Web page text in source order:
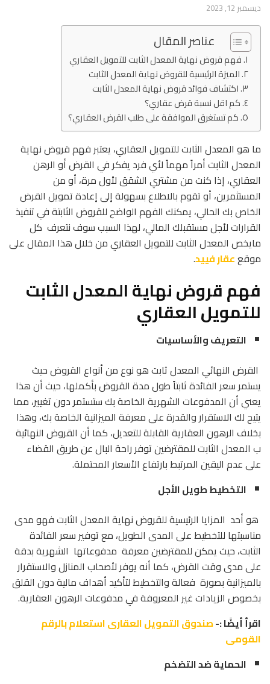
ديسمبر 12, 2023
عناصر المقال
فهم قروض نهاية المعدل الثابت للتمويل العقاري
الميزة الرئيسية للقروض نهاية المعدل الثابت
اكتشاف فوائد قروض نهاية المعدل الثابت
كم اقل نسبة قرض عقاري؟
كم تستغرق الموافقة على طلب القرض العقاري؟
ما هو المعدل الثابت للتمويل العقاري، يعتبر فهم قروض نهاية
المعدل الثابت أمراً مهماً لأي فرد يفكر في القرض أو الرهن
العقاري، إذا كنت من مشتري الشقق لأول مرة، أو من
المستثمرين، أو تقوم بالاطلاع بسهولة إلى إعادة تمويل القرض
الخاص بك الحالي، يمكنك الفهم الواضح للقروض الثابتة في تنفيذ
القرارات لأجل مستقبلك المالي، لهذا السبب سوف نتعرف كل
مايخص المعدل الثابت للتمويل العقاري من خلال هذا المقال على
موقععقار فييد.
فهم قروض نهاية المعدل الثابت
للتمويل العقاري
التعريف والأساسيات
القرض النهائي المعدل ثابت هو نوع من أنواع القروض حيث
يستمر سعر الفائدة ثابتاً طول مدة القروض بأكملها، حيث أن هذا
يعني أن المدفوعات الشهرية الخاصة بك ستستمر دون تغيير، مما
يتيح لك الاستقرار والقدرة على معرفة الميزانية الخاصة بك، وهذا
بخلاف الرهون العقارية القابلة للتعديل، كما أن القروض النهائية
ب المعدل الثابت للمقترضين توفر راحة البال عن طريق القضاء
على عدم اليقين المرتبط بارتفاع الأسعار المحتملة.
التخطيط طويل الأجل
هو أحد المزايا الرئيسية للقروض نهاية المعدل الثابت فهو مدى
مناسبتها للتخطيط على المدى الطويل، مع توفير سعر الفائدة
الثابت، حيث يمكن للمقترضين معرفة مدفوعاتها الشهرية بدقة
على مدى وقت القرض، كما أنه يوفر لأصحاب المنازل والاستقرار
بالميزانية بصورة فعالة والتخطيط لتأكيد أهداف مالية دون القلق
بخصوص الزيادات غير المعروفة في مدفوعات الرهون العقارية.
اقرأ أيضًا :-صندوق التمويل العقارى استعلام بالرقم
القومى
الحماية ضد التضخم